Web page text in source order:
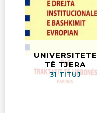
UNIVERSITETE
TË TJERA
31 TITUJ